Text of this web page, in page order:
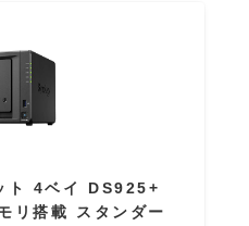
4ベイ DS925+
リ搭載 スタンダー